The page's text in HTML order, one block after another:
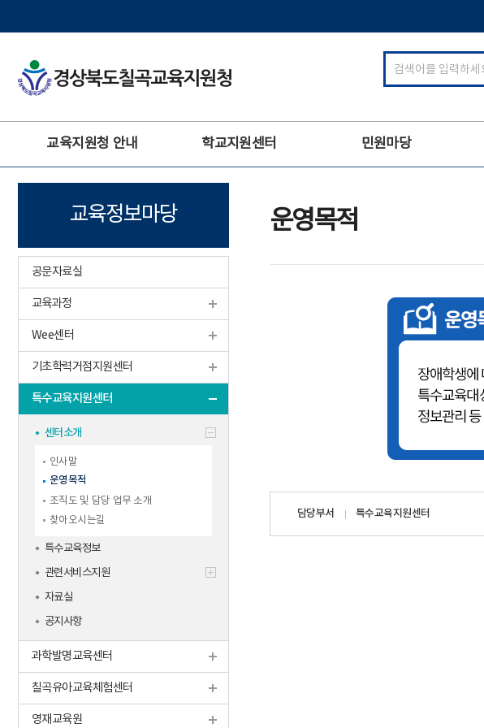
검
색
입
력
뉴
교육지원청 안내 학교지원센터 민원마당
교육정보마당
공문자료실
교육과정
Wee센터
기초학력거점지원센터
특수교육지원센터
센터소개
인사말
운영목적
조직도 및 담당 업무 소개
찾아오시는길
특수교육정보
관련서비스지원
자료실
공지사항
과학발명교육센터
칠곡유아교육체험센터
영재교육원
운영목적
담당부서 특수교육지원센터